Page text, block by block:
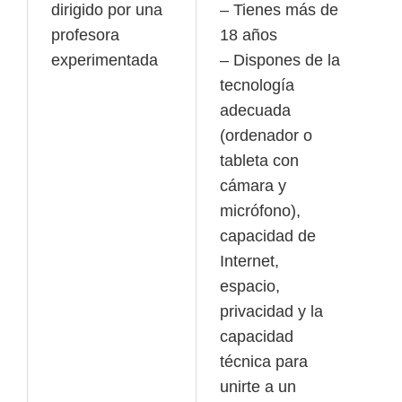
dirigido por una
profesora
experimentada
– Tienes más de
18 años
– Dispones de la
tecnología
adecuada
(ordenador o
tableta con
cámara y
micrófono),
capacidad de
Internet,
espacio,
privacidad y la
capacidad
técnica para
unirte a un